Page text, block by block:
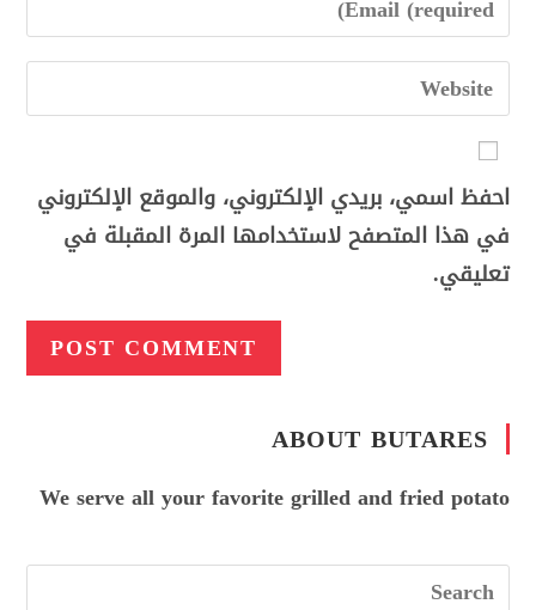
احفظ اسمي، بريدي الإلكتروني، والموقع الإلكتروني
في هذا المتصفح لاستخدامها المرة المقبلة في
تعليقي.
ABOUT BUTARES
We serve all your favorite grilled and fried potato